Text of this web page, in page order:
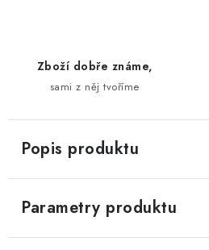
Zboží dobře známe,
sami z něj tvoříme
Popis produktu
Parametry produktu